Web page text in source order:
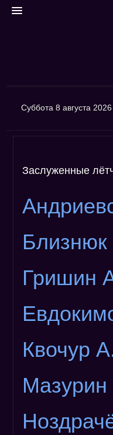
ГЛАВНАЯ
Авторизация
Архивный форум
Фотогалерея
Размер фото
Герои
Нач. училища
Список
Библиотека
Суббота 8 августа 2026
Заслуженные
Близнюк
Гришин
Квочур